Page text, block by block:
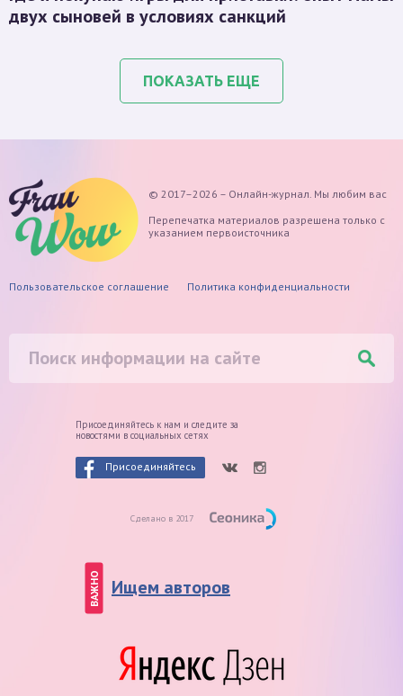
двух сыновей в условиях санкций
ПОКАЗАТЬ ЕЩЕ
© 2017–2026 – Онлайн-журнал. Мы любим вас
Перепечатка материалов разрешена только с
указанием первоисточника
Пользовательское соглашение Политика конфиденциальности
Присоединяйтесь к нам и следите за
новостями в социальных сетях
Присоединяйтесь
Сделано в 2017
ВАЖНО Ищем авторов